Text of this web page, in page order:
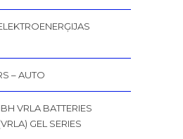
– AUTO
VRLA BATTERIES
GEL SERIES